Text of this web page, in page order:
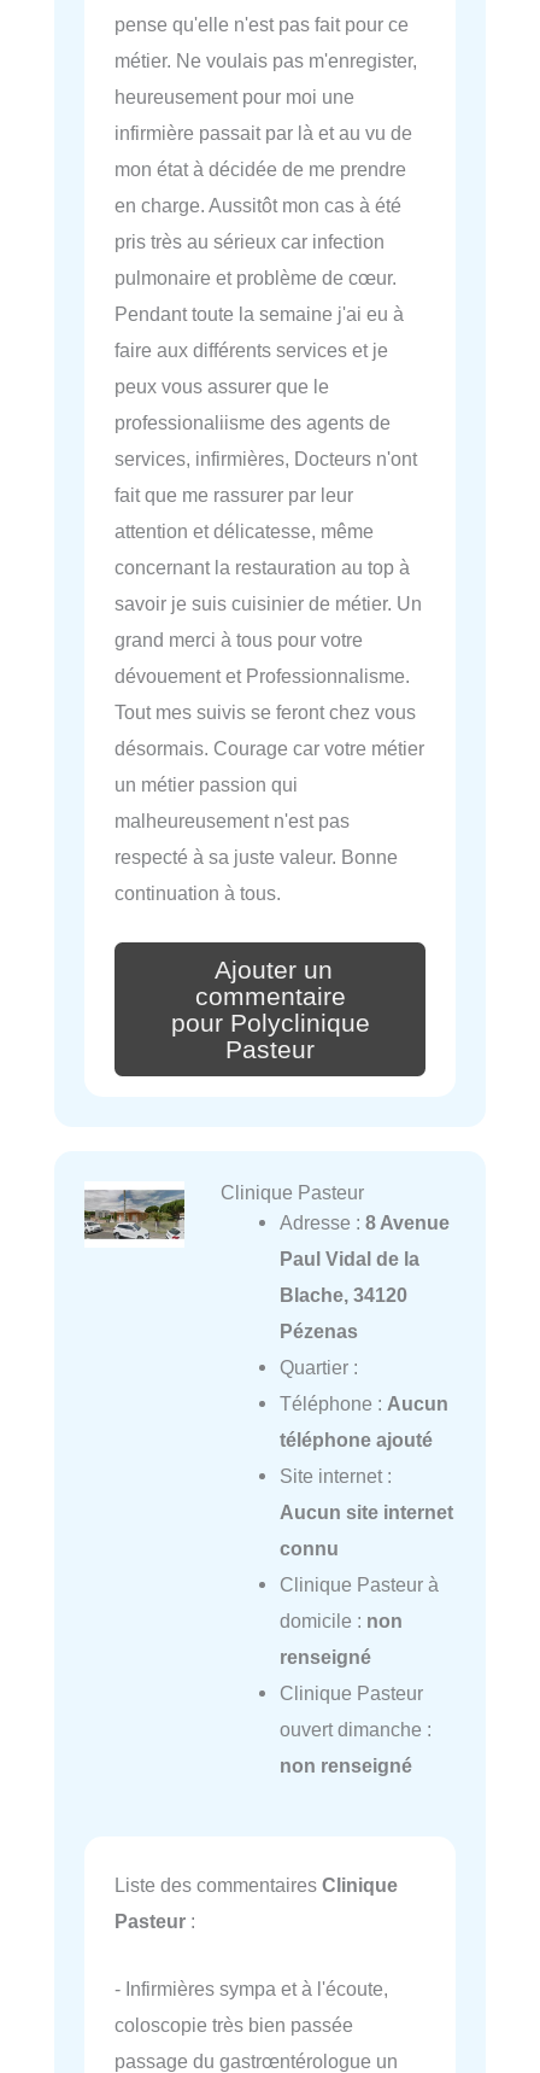
pense qu'elle n'est pas fait pour ce
métier. Ne voulais pas m'enregister,
heureusement pour moi une
infirmière passait par là et au vu de
mon état à décidée de me prendre
en charge. Aussitôt mon cas à été
pris très au sérieux car infection
pulmonaire et problème de cœur.
Pendant toute la semaine j'ai eu à
faire aux différents services et je
peux vous assurer que le
professionaliisme des agents de
services, infirmières, Docteurs n'ont
fait que me rassurer par leur
attention et délicatesse, même
concernant la restauration au top à
savoir je suis cuisinier de métier. Un
grand merci à tous pour votre
dévouement et Professionnalisme.
Tout mes suivis se feront chez vous
désormais. Courage car votre métier
un métier passion qui
malheureusement n'est pas
respecté à sa juste valeur. Bonne
continuation à tous.
Ajouter un
commentaire
pour Polyclinique
Pasteur
Clinique Pasteur
Adresse : 8 Avenue
Paul Vidal de la
Blache, 34120
Pézenas
Quartier :
Téléphone : Aucun
téléphone ajouté
Site internet :
Aucun site internet
connu
Clinique Pasteur à
domicile : non
renseigné
Clinique Pasteur
ouvert dimanche :
non renseigné
Liste des commentaires Clinique
Pasteur :
- Infirmières sympa et à l'écoute,
coloscopie très bien passée
passage du gastrœntérologue un